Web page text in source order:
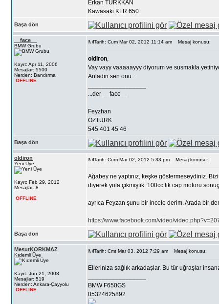
Erkan TÜRKKAN
Kawasaki KLR 650
Başa dön
__face__
BMW Grubu
Kayıt: Apr 11, 2006
Mesajlar: 5500
Nerden: Bandırma
OFFLINE
Tarih: Cum Mar 02, 2012 11:14 am Mesaj konusu:
oldiron
Vay vayy vaaaaayyy diyorum ve susmakla
Anladın sen onu...
...der __face__
Feyzhan
ÖZTÜRK
545 401 45 46
Başa dön
oldiron
Yeni Üye
Kayıt: Feb 29, 2012
Mesajlar: 8
OFFLINE
Tarih: Cum Mar 02, 2012 5:33 pm Mesaj konusu:
Ağabey ne yaptınız, keşke göstermeseydiniz.
diyerek yola çıkmıştık. 100cc lik cap motoru
ayrıca Feyzan şunu bir incele derim. Arada bir
https://www.facebook.com/video/
Başa dön
MesutKORKMAZ
Kıdemli Üye
Kayıt: Jun 21, 2008
Mesajlar: 519
Nerden: Ankara-Çayyolu
OFFLINE
Tarih: Cmt Mar 03, 2012 7:29 am Mesaj konusu:
Elleriniza sağlık arkadaşlar. Bu tür uğraşlar
BMW F650GS
05324625892